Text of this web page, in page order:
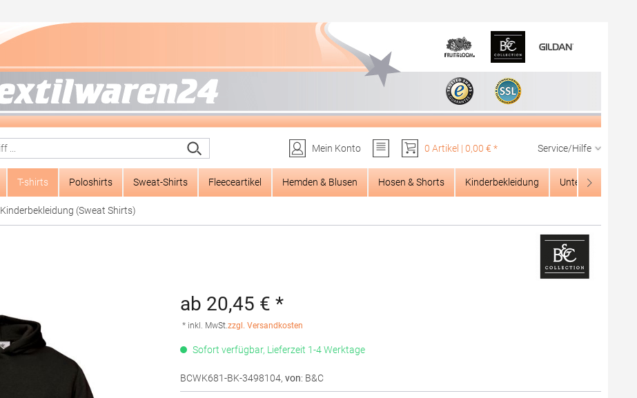
Mein Konto
0 Artikel | 0,00 € * Service/Hilfe
T-shirts Poloshirts Sweat-Shirts Fleeceartikel Hemden & Blusen Hosen & Shorts Kinderbekleidung Unterwäsche
Kinderbekleidung (Sweat Shirts)
ab 20,45 € *
* inkl. MwSt.zzgl. Versandkosten
Sofort verfügbar, Lieferzeit 1-4 Werktage
BCWK681-BK-3498104, von: B&C